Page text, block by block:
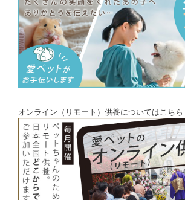
オンライン（リモート）供養についてはこちら